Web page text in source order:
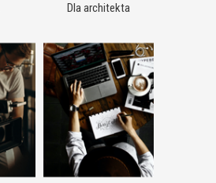
Dla architekta